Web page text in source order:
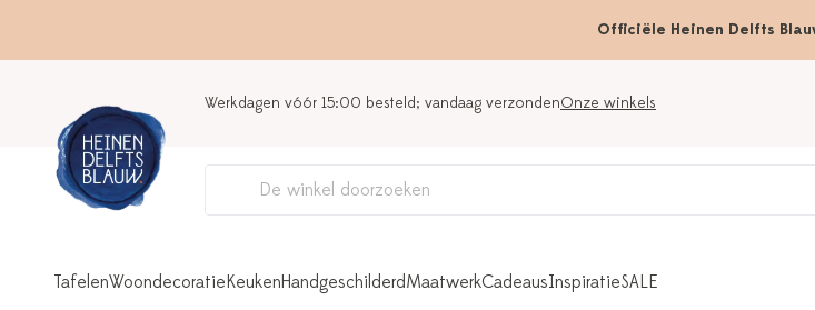
Officiële Heinen Delfts
Werkdagen vóór 15:00 besteld; vandaag verzondenOnze winkels
TafelenWoondecoratieKeukenHandgeschilderdMaatwerkCadeausInspiratieSALE